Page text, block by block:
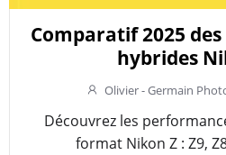
Comparatif 2025
hybrides
Olivier - Germain
Découvrez les
format Nikon Z : Z9,